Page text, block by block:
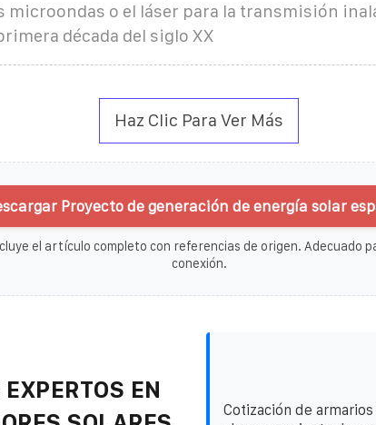
microondas o el láser para la transmisión
década del siglo XX
Haz Clic Para Ver Más
Proyecto de generación de energía solar
el artículo completo con referencias de origen. Adecuado
conexión.
EN
Cotización de armarios